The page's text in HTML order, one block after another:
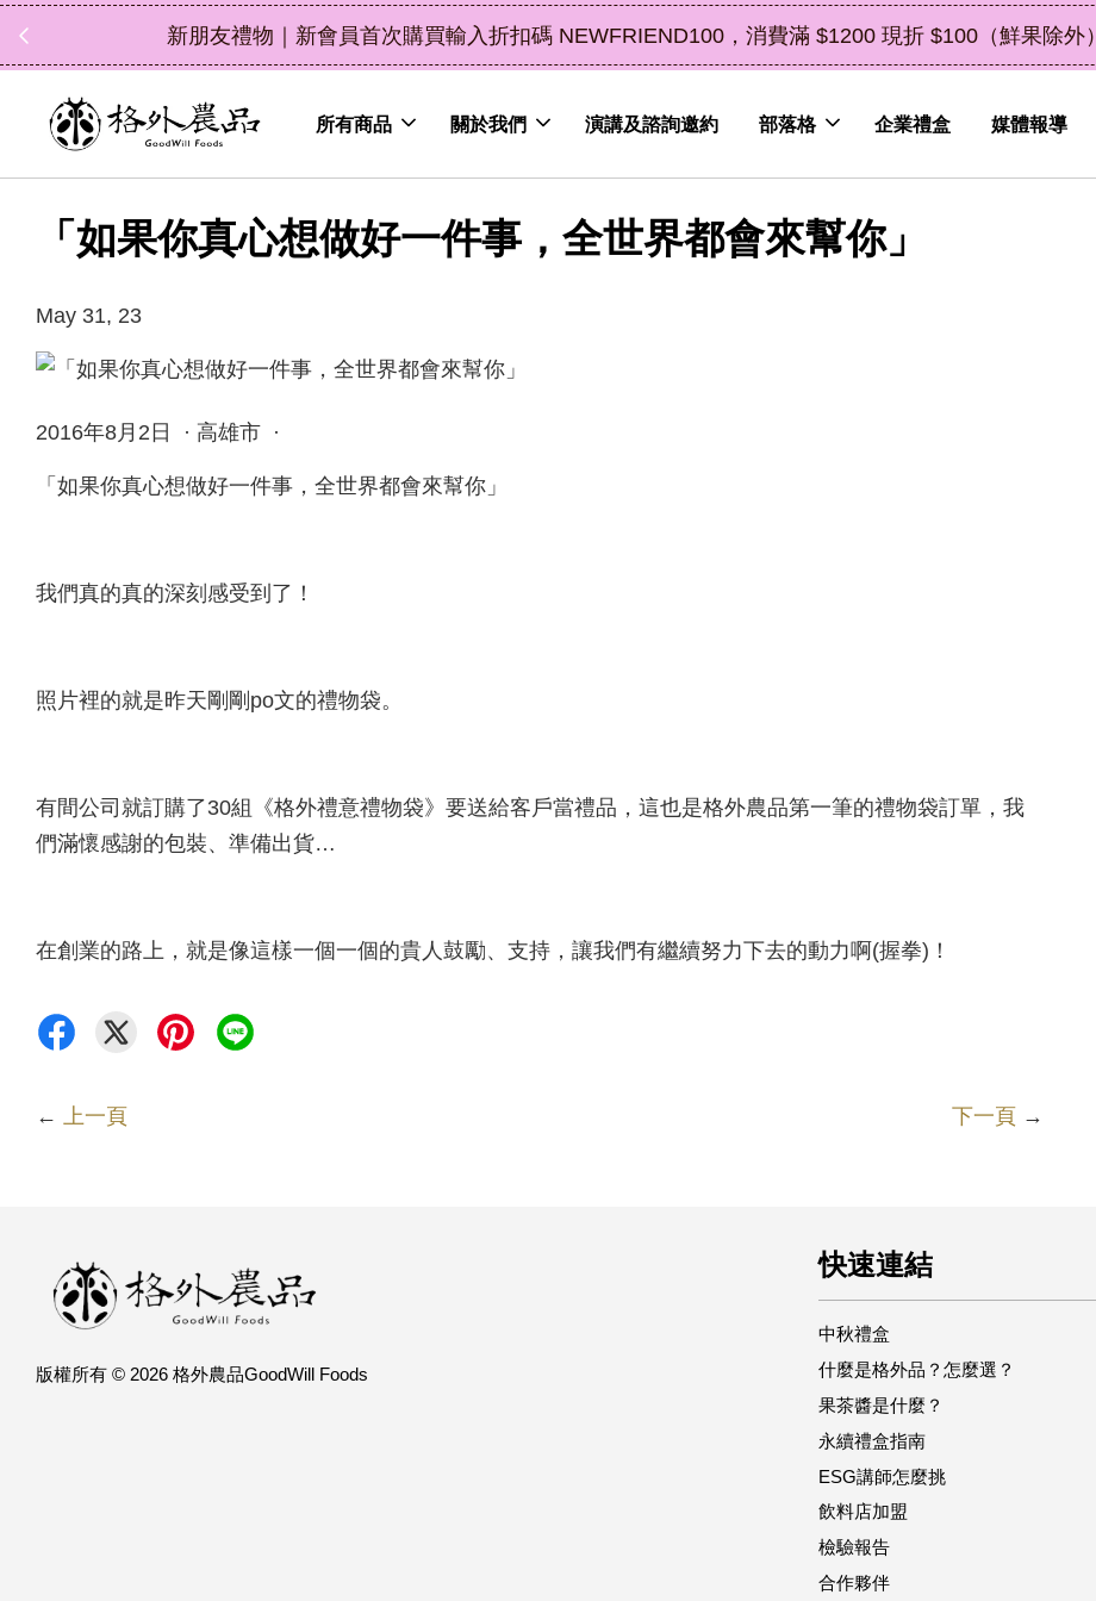
中秋禮盒新上市｜橘皮植萃永續好禮，解油去味・送禮自用兩相宜
所有商品 關於我們 演講及諮詢邀約 部落格 企業禮盒 媒體報導
「如果你真心想做好一件事，全世界都會來幫你」
May 31, 23
2016年8月2日 · 高雄市 ·
「如果你真心想做好一件事，全世界都會來幫你」
我們真的真的深刻感受到了！
照片裡的就是昨天剛剛po文的禮物袋。
有間公司就訂購了30組《格外禮意禮物袋》要送給客戶當禮品，這也是格外農品第一筆的禮物袋訂單，我
們滿懷感謝的包裝、準備出貨…
在創業的路上，就是像這樣一個一個的貴人鼓勵、支持，讓我們有繼續努力下去的動力啊(握拳)！
← 上一頁 下一頁→
版權所有 © 2026 格外農品GoodWill Foods
快速連結
中秋禮盒
什麼是格外品？怎麼選？
果茶醬是什麼？
永續禮盒指南
ESG講師怎麼挑
飲料店加盟
檢驗報告
合作夥伴